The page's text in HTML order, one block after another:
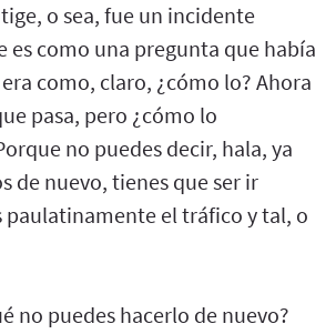
o sea, fue un incidente
es como una pregunta que había
como, claro, ¿cómo lo? Ahora
pasa, pero ¿cómo lo
no puedes decir, hala, ya
de nuevo, tienes que ser ir
paulatinamente el tráfico y tal, o
no puedes hacerlo de nuevo?